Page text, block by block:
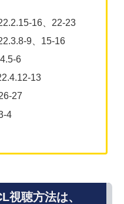
16、22-23
9、15-16
6
13
27
4
視聴方法は、